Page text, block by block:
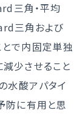
三角・平均
三角および
で内固定単独
少させること
水酸アパタイ
防に有用と思